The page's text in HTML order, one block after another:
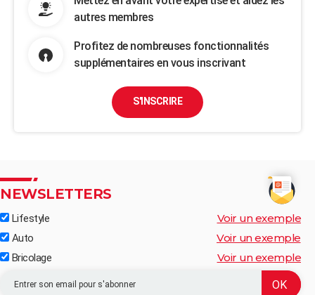
autres membres
Profitez de nombreuses fonctionnalités
supplémentaires en vous inscrivant
S'INSCRIRE
NEWSLETTERS
Lifestyle Voir un exemple
Auto Voir un exemple
Bricolage Voir un exemple